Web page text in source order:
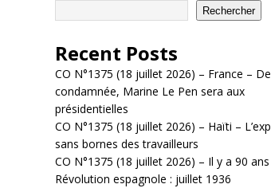
Rechercher
Recent Posts
CO N°1375 (18 juillet 2026) – France –
condamnée, Marine Le Pen sera aux
présidentielles
CO N°1375 (18 juillet 2026) – Haïti –
sans bornes des travailleurs
CO N°1375 (18 juillet 2026) – Il y a 90
Révolution espagnole : juillet 1936